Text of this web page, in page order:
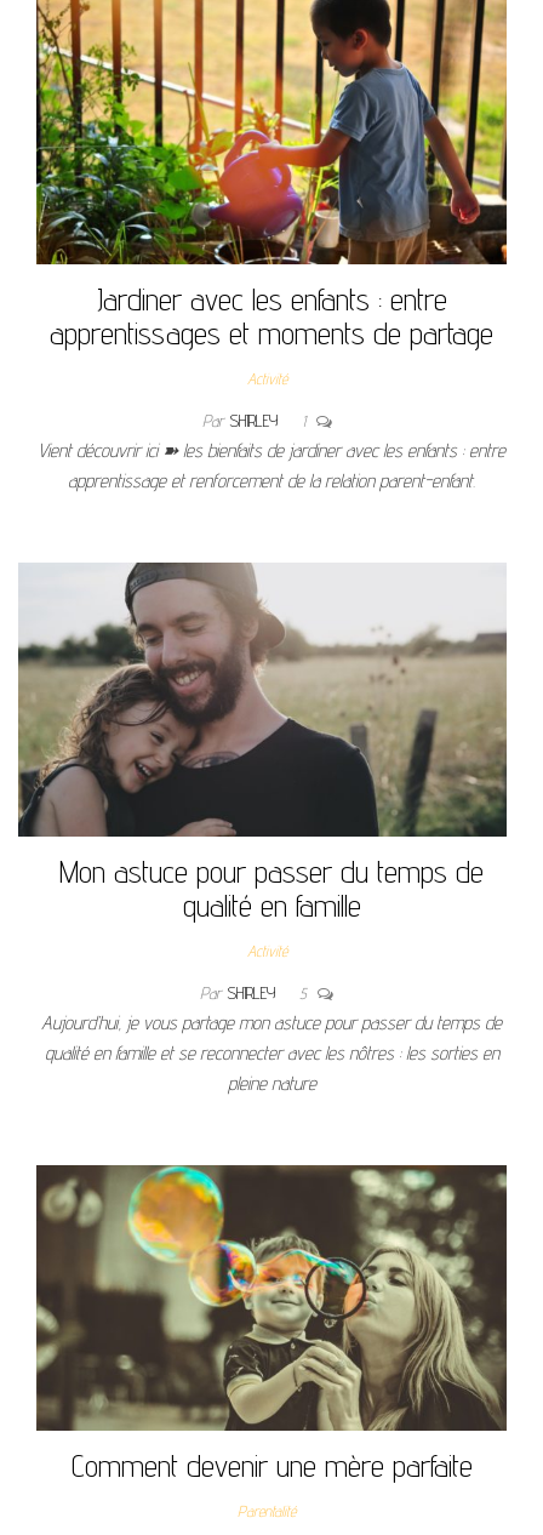
Jardiner avec les enfants : entre
apprentissages et moments de partage
Activité
Par SHIRLEY 1
Vient découvrir ici ➽ les bienfaits de jardiner avec les enfants : entre
apprentissage et renforcement de la relation parent-enfant.
Mon astuce pour passer du temps de
qualité en famille
Activité
Par SHIRLEY 5
Aujourd’hui, je vous partage mon astuce pour passer du temps de
qualité en famille et se reconnecter avec les nôtres : les sorties en
pleine nature
Comment devenir une mère parfaite
Parentalité